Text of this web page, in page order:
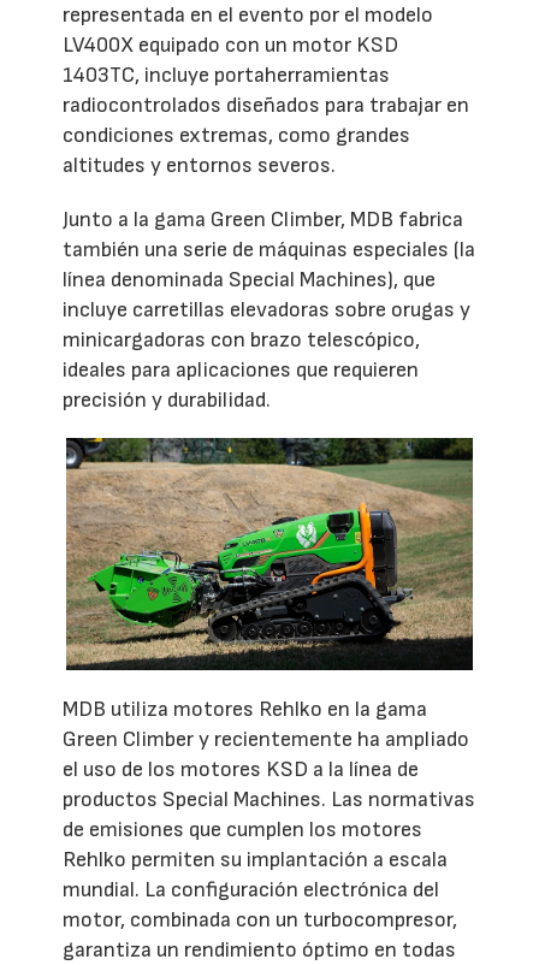
representada en el evento por el modelo
LV400X equipado con un motor KSD
1403TC, incluye portaherramientas
radiocontrolados diseñados para trabajar en
condiciones extremas, como grandes
altitudes y entornos severos.
Junto a la gama Green Climber, MDB fabrica
también una serie de máquinas especiales (la
línea denominada Special Machines), que
incluye carretillas elevadoras sobre orugas y
minicargadoras con brazo telescópico,
ideales para aplicaciones que requieren
precisión y durabilidad.
MDB utiliza motores Rehlko en la gama
Green Climber y recientemente ha ampliado
el uso de los motores KSD a la línea de
productos Special Machines. Las normativas
de emisiones que cumplen los motores
Rehlko permiten su implantación a escala
mundial. La configuración electrónica del
motor, combinada con un turbocompresor,
garantiza un rendimiento óptimo en todas